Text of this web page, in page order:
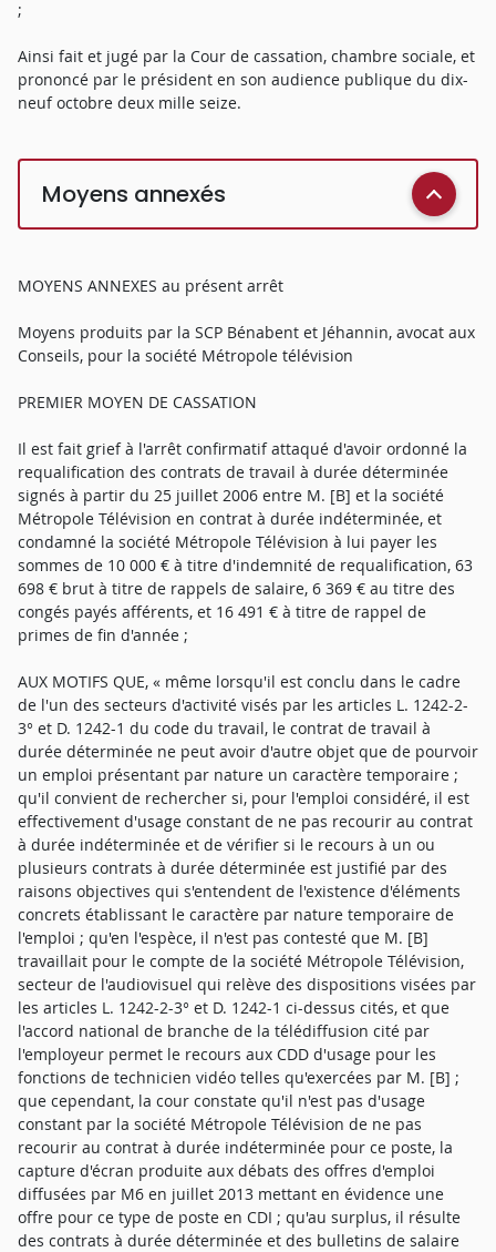
;
Ainsi fait et jugé par la Cour de cassation, chambre sociale, et
prononcé par le président en son audience publique du dix-
neuf octobre deux mille seize.
Moyens annexés
MOYENS ANNEXES au présent arrêt
Moyens produits par la SCP Bénabent et Jéhannin, avocat aux
Conseils, pour la société Métropole télévision
PREMIER MOYEN DE CASSATION
Il est fait grief à l'arrêt confirmatif attaqué d'avoir ordonné la
requalification des contrats de travail à durée déterminée
signés à partir du 25 juillet 2006 entre M. [B] et la société
Métropole Télévision en contrat à durée indéterminée, et
condamné la société Métropole Télévision à lui payer les
sommes de 10 000 € à titre d'indemnité de requalification, 63
698 € brut à titre de rappels de salaire, 6 369 € au titre des
congés payés afférents, et 16 491 € à titre de rappel de
primes de fin d'année ;
AUX MOTIFS QUE, « même lorsqu'il est conclu dans le cadre
de l'un des secteurs d'activité visés par les articles L. 1242-2-
3° et D. 1242-1 du code du travail, le contrat de travail à
durée déterminée ne peut avoir d'autre objet que de pourvoir
un emploi présentant par nature un caractère temporaire ;
qu'il convient de rechercher si, pour l'emploi considéré, il est
effectivement d'usage constant de ne pas recourir au contrat
à durée indéterminée et de vérifier si le recours à un ou
plusieurs contrats à durée déterminée est justifié par des
raisons objectives qui s'entendent de l'existence d'éléments
concrets établissant le caractère par nature temporaire de
l'emploi ; qu'en l'espèce, il n'est pas contesté que M. [B]
travaillait pour le compte de la société Métropole Télévision,
secteur de l'audiovisuel qui relève des dispositions visées par
les articles L. 1242-2-3° et D. 1242-1 ci-dessus cités, et que
l'accord national de branche de la télédiffusion cité par
l'employeur permet le recours aux CDD d'usage pour les
fonctions de technicien vidéo telles qu'exercées par M. [B] ;
que cependant, la cour constate qu'il n'est pas d'usage
constant par la société Métropole Télévision de ne pas
recourir au contrat à durée indéterminée pour ce poste, la
capture d'écran produite aux débats des offres d'emploi
diffusées par M6 en juillet 2013 mettant en évidence une
offre pour ce type de poste en CDI ; qu'au surplus, il résulte
des contrats à durée déterminée et des bulletins de salaire